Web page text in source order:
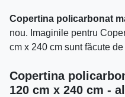
Copertina policarbonat
nou. Imaginile pentru
cm x 240 cm sunt făcute
Copertina
120 cm x 240 cm -